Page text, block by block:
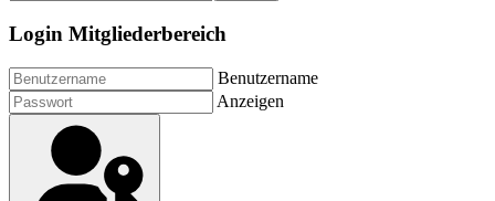
Login Mitgliederbereich
Benutzername
Anzeigen